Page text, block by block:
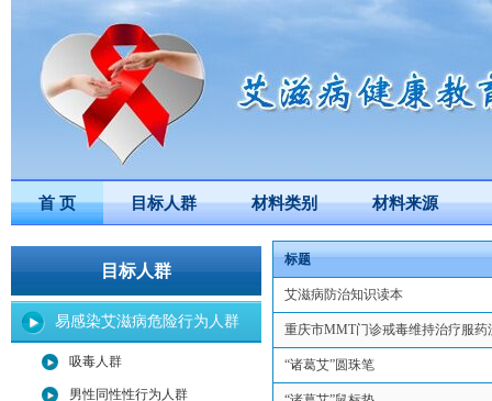
首 页 目标人群 材料类别 材料来源
目标人群
易感染艾滋病危险行为人群
吸毒人群
男性同性性行为人群
标题
艾滋病防治知识读本
重庆市MMT门诊戒毒维持治疗服药
“诸葛艾”圆珠笔